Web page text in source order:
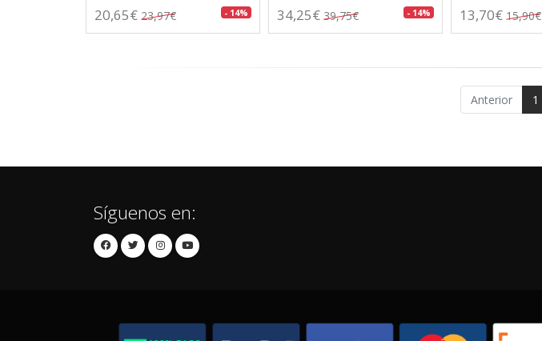
20,65€ 23,97€ - 14% 34,25€ 39,75€ - 14% 13,70€ 15,90€
Anterior 1
Síguenos en: